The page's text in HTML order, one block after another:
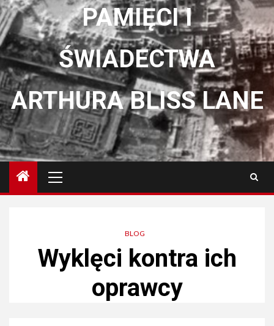
PAMIĘCI I
ŚWIADECTWA
ARTHURA BLISS LANE
główne
BLOG
Wyklęci kontra ich
oprawcy